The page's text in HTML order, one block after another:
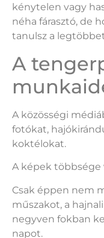
kénytelen vagy
néha fárasztó, de
tanulsz a
A
A közösségi
fotókat,
koktélokat.
A képek többsége
Csak éppen nem
műszakot, a
negyven fokban
napot.